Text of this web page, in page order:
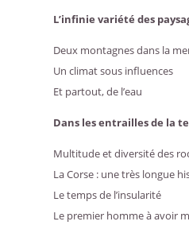
L’infinie variété des
Deux montagnes dans la
Un climat sous influences
Et partout, de l’eau
Dans les entrailles de la
Multitude et diversité des
La Corse : une très longue
Le temps de l’insularité
Le premier homme à avoir